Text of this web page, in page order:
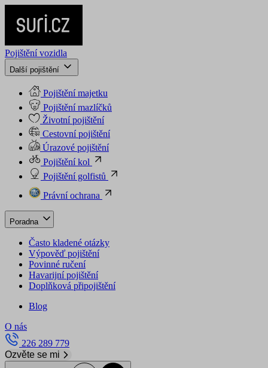
Pojištění vozidla
Další pojištění
Pojištění majetku
Pojištění mazlíčků
Životní pojištění
Cestovní pojištění
Úrazové pojištění
Pojištění kol
Pojištění golfistů
Právní ochrana
Poradna
Často kladené otázky
Výpověď pojištění
Povinné ručení
Havarijní pojištění
Doplňková připojištění
Blog
O nás
226 289 779
Ozvěte se mi